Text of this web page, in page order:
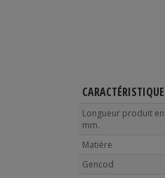
Longueur produit en
mm.
Matière
Gencod